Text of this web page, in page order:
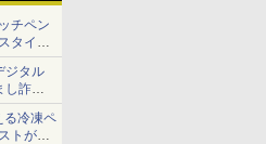
チペン
タイラ
持ち替
ジタル
し詐欺
映像を
冷凍ペ
トがロ